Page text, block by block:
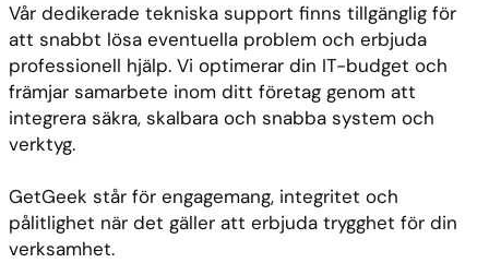
Vår dedikerade tekniska support finns tillgänglig för
att snabbt lösa eventuella problem och erbjuda
professionell hjälp. Vi optimerar din IT-budget och
främjar samarbete inom ditt företag genom att
integrera säkra, skalbara och snabba system och
verktyg.
GetGeek står för engagemang, integritet och
pålitlighet när det gäller att erbjuda trygghet för din
verksamhet.